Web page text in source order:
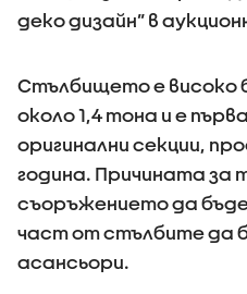
деко дизайн” в
Стълбището е високо
около 1,4 тона и е
оригинални секции,
година. Причината за
съоръжението да
част от стълбите да
асансьори.